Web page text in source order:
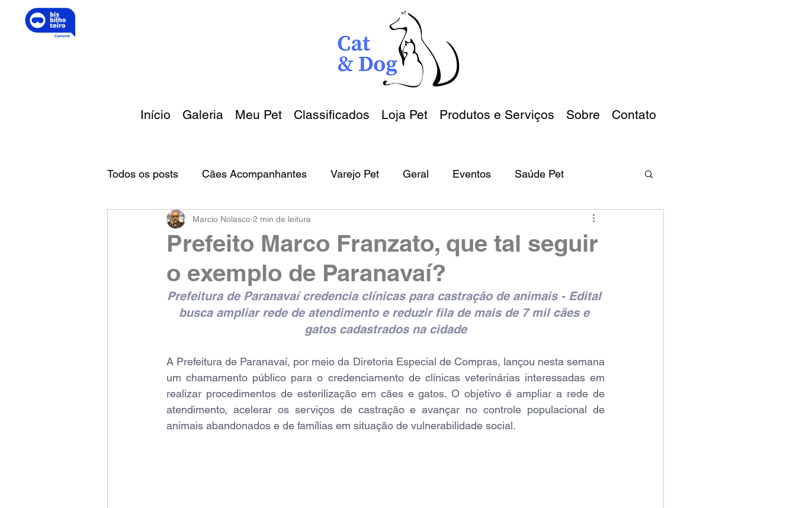
Início Galeria Meu Pet Classificados Loja Pet Produtos e Serviços Sobre Contato
Todos os posts Cães Acompanhantes Varejo Pet Geral Eventos Saúde Pet
Melhor Amigo
Prefeito Marco Franzato, que tal seguir
o exemplo de Paranavaí?
Marcio Nolasco 2 min de leitura
Prefeitura de Paranavaí credencia clínicas para castração de animais - Edital
busca ampliar rede de atendimento e reduzir fila de mais de 7 mil cães e
gatos cadastrados na cidade
A Prefeitura de Paranavaí, por meio da Diretoria Especial de Compras, lançou nesta semana
um chamamento público para o credenciamento de clínicas veterinárias interessadas em
realizar procedimentos de esterilização em cães e gatos. O objetivo é ampliar a rede de
atendimento, acelerar os serviços de castração e avançar no controle populacional de
animais abandonados e de famílias em situação de vulnerabilidade social.